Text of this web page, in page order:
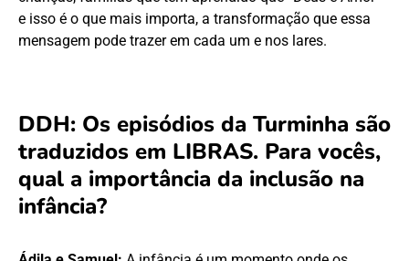
e isso é o que mais importa, a transformação que essa
mensagem pode trazer em cada um e nos lares.
DDH: Os episódios da Turminha são
traduzidos em LIBRAS. Para vocês,
qual a importância da inclusão na
infância?